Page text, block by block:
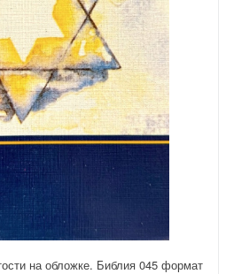
на обложке. Библия 045 формат